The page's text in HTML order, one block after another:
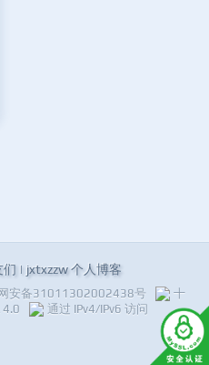
| jxtxzzw 个人博客
安备31011302002438号
十
4.0 通过 IPv4/IPv6 访问